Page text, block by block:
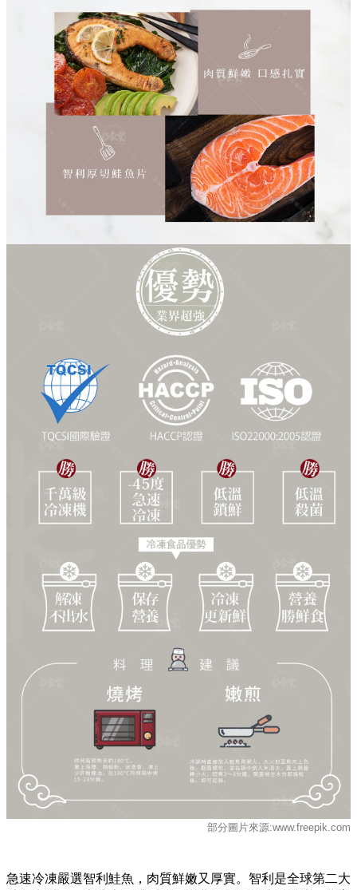
部分圖片來源:www.freepik.com
急速冷凍嚴選智利鮭魚，肉質鮮嫩又厚實。智利是全球第二大